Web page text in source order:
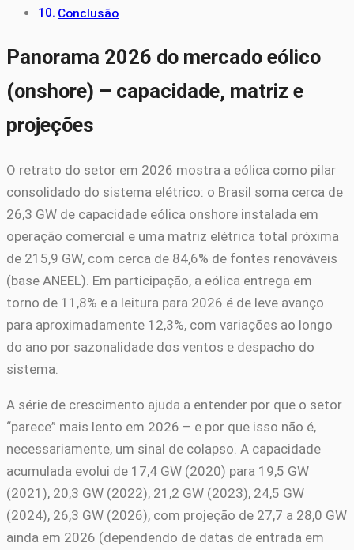
Conclusão
Panorama 2026 do mercado eólico
(onshore) – capacidade, matriz e
projeções
O retrato do setor em 2026 mostra a eólica como pilar
consolidado do sistema elétrico: o Brasil soma cerca de
26,3 GW de capacidade eólica onshore instalada em
operação comercial e uma matriz elétrica total próxima
de 215,9 GW, com cerca de 84,6% de fontes renováveis
(base ANEEL). Em participação, a eólica entrega em
torno de 11,8% e a leitura para 2026 é de leve avanço
para aproximadamente 12,3%, com variações ao longo
do ano por sazonalidade dos ventos e despacho do
sistema.
A série de crescimento ajuda a entender por que o setor
“parece” mais lento em 2026 – e por que isso não é,
necessariamente, um sinal de colapso. A capacidade
acumulada evolui de 17,4 GW (2020) para 19,5 GW
(2021), 20,3 GW (2022), 21,2 GW (2023), 24,5 GW
(2024), 26,3 GW (2026), com projeção de 27,7 a 28,0 GW
ainda em 2026 (dependendo de datas de entrada em